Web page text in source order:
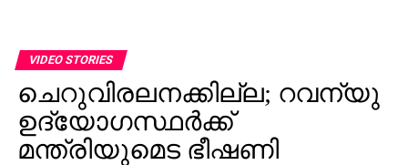
VIDEO STORIES
ചെറുവിരലനക്കില്ല; റവന്യു
ഉദ്യോഗസ്ഥര്‍ക്ക്
മന്ത്രിയുമെട ഭീഷണി